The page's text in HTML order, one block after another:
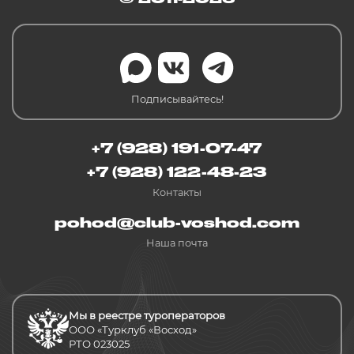
Подписывайтесь!
+7 (928) 191-07-47
+7 (928) 122-48-23
Контакты
pohod@club-voshod.com
Наша почта
Мы в реестре туроператоров
ООО «Турклуб «Восход»
РТО 023025